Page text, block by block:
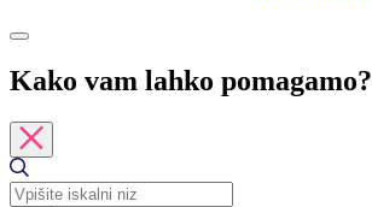
Kako vam lahko pomagamo?